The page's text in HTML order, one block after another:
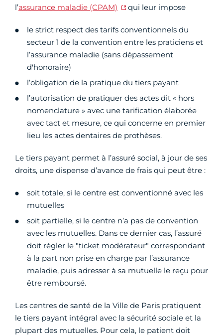
l’assurance maladie (CPAM) qui leur impose
le strict respect des tarifs conventionnels du
secteur 1 de la convention entre les praticiens et
l’assurance maladie (sans dépassement
d'honoraire)
l’obligation de la pratique du tiers payant
l’autorisation de pratiquer des actes dit « hors
nomenclature » avec une tarification élaborée
avec tact et mesure, ce qui concerne en premier
lieu les actes dentaires de prothèses.
Le tiers payant permet à l’assuré social, à jour de ses
droits, une dispense d’avance de frais qui peut être :
soit totale, si le centre est conventionné avec les
mutuelles
soit partielle, si le centre n’a pas de convention
avec les mutuelles. Dans ce dernier cas, l’assuré
doit régler le "ticket modérateur" correspondant
à la part non prise en charge par l’assurance
maladie, puis adresser à sa mutuelle le reçu pour
être remboursé.
Les centres de santé de la Ville de Paris pratiquent
le tiers payant intégral avec la sécurité sociale et la
plupart des mutuelles. Pour cela, le patient doit